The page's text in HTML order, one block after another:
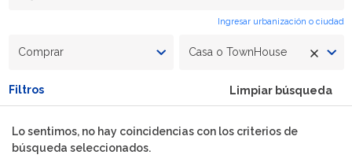
Ingresar urbanización o ciudad
Comprar Casa o TownHouse
Filtros Limpiar búsqueda
Lo sentimos, no hay coincidencias con los criterios de
búsqueda seleccionados.